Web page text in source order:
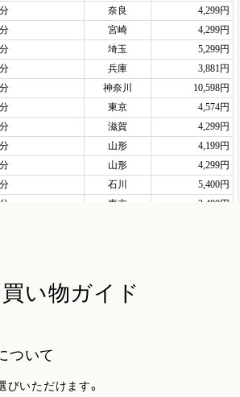
い物ガイド
ついて
びいただけます。